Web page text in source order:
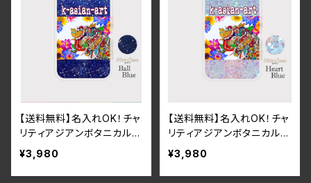
【送料無料】名入れOK！チャ
リティアジアンボタニカル＆
ガネーシャグリッタースマホ
ケース（ボールブルー）iPho
ne16
¥3,980
【送料無料】名入れOK！チャ
リティアジアンボタニカル＆
ガネーシャグリッタースマホ
ケース（ハートブルー）iPho
ne16
¥3,980